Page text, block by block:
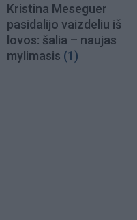
Kristina Meseguer
pasidalijo vaizdeliu iš
lovos: šalia – naujas
mylimasis (1)